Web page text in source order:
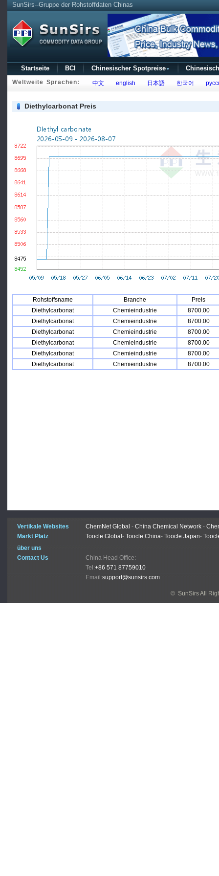
SunSirs--Gruppe der Rohstoffdaten Chinas
Startseite BCI Chinesischer Spotpreise ▼
Weltweite Sprachen: 中文 english 日本語 한국어
Diethylcarbonat Preis
Rohstoffsname Branche
Preis
Diethylcarbonat
Chemieindustrie
8700.00
Diethylcarbonat
Chemieindustrie
8700.00
Diethylcarbonat
Chemieindustrie
8700.00
Diethylcarbonat
Chemieindustrie
8700.00
Diethylcarbonat
Chemieindustrie
8700.00
Diethylcarbonat
Chemieindustrie 8700.00
Vertikale Websites ChemNet Global - China Chemical Network -
Markt Platz
Toocle Global - Toocle China- Toocle Japan-
über uns
Contact Us
China Head Office:
Tel:+86 571 87759010
Email:support@sunsirs.com
© SunSirs All